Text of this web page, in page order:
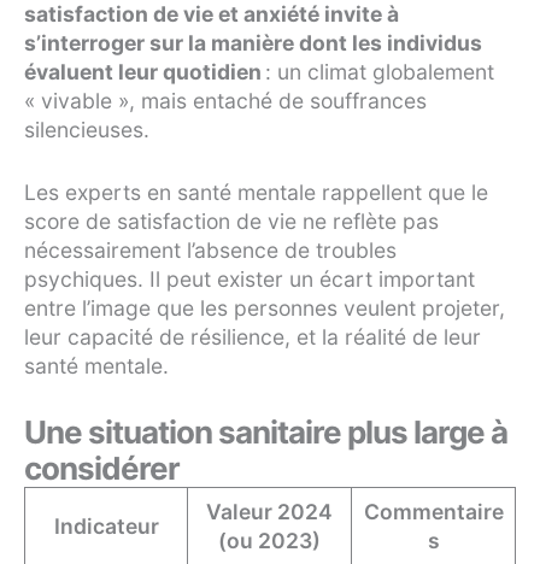
satisfaction de vie et anxiété invite à
s’interroger sur la manière dont les individus
évaluent leur quotidien : un climat globalement
« vivable », mais entaché de souffrances
silencieuses.
Les experts en santé mentale rappellent que le
score de satisfaction de vie ne reflète pas
nécessairement l’absence de troubles
psychiques. Il peut exister un écart important
entre l’image que les personnes veulent projeter,
leur capacité de résilience, et la réalité de leur
santé mentale.
Une situation sanitaire plus large à
considérer
Indicateur
Valeur 2024
(ou 2023)
Commentaire
s